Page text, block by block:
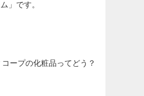
」です。
ープの化粧品ってどう？